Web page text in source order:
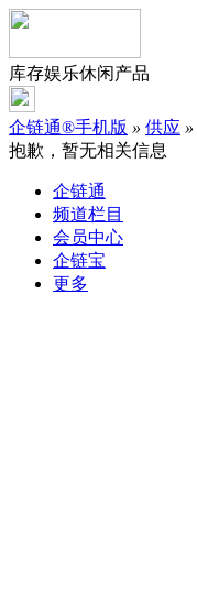
库存娱乐休闲产品
企链通®手机版 » 供应 »
抱歉，暂无相关信息
企链通
频道栏目
会员中心
企链宝
更多